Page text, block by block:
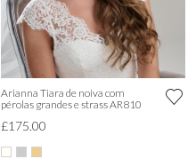
Arianna Tiara de noiva com
pérolas grandes e strass AR810
£175.00